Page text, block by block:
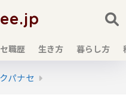
職歴 生き方 暮らし方
パナセ